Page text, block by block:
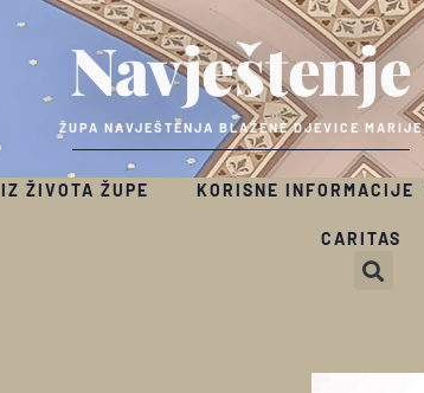
Navještenje
ŽUPA NAVJEŠTENJA BLAŽENE DJEVICE MARIJE
IZ ŽIVOTA ŽUPE KORISNE INFORMACIJE
CARITAS